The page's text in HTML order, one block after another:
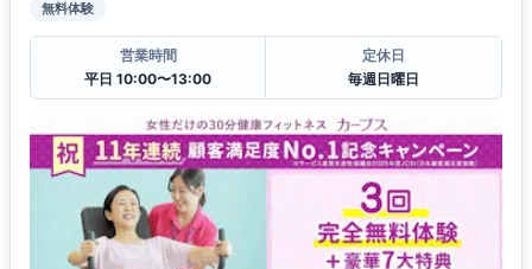
無料体験
営業時間
平日 10:00〜13:00
定休日
毎週日曜日